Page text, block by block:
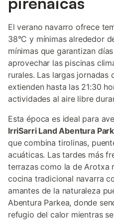
El verano navarro ofrece
38°C y mínimas alrededor
mínimas que garantizan
aprovechar las piscinas
rurales. Las largas jornadas
extienden hasta las 21:30
actividades al aire libre
Esta época es ideal para
IrriSarri Land Abentura
que combina tirolinas,
acuáticas. Las tardes más
terrazas como la de Arotxa
cocina tradicional navarra
amantes de la naturaleza
Abentura Parkea, donde
refugio del calor mientras